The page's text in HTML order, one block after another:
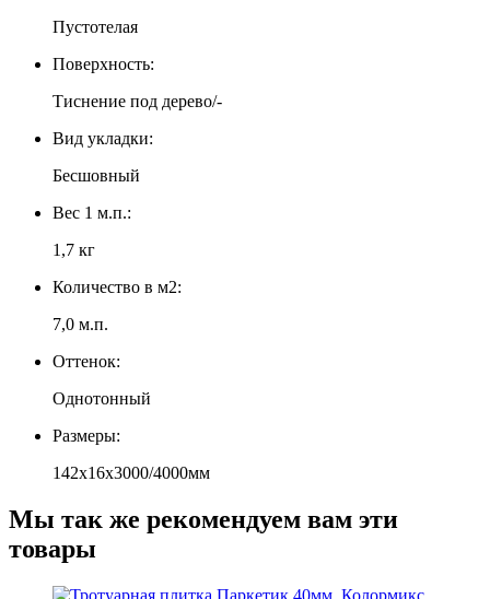
Пустотелая
Поверхность:
Тиснение под дерево/-
Вид укладки:
Бесшовный
Вес 1 м.п.:
1,7 кг
Количество в м2:
7,0 м.п.
Оттенок:
Однотонный
Размеры:
142х16х3000/4000мм
Мы так же рекомендуем вам эти
товары